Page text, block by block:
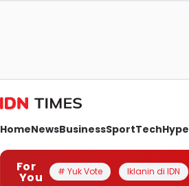
HomeNewsBusinessSportTechHype
For
You # Yuk Vote Iklanin di IDN